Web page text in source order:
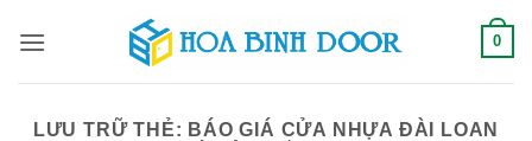
qua
0
LƯU TRỮ THẺ: BÁO GIÁ CỬA NHỰA ĐÀI LOAN